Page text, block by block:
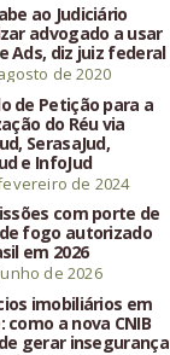
ao Judiciário
advogado a usar
Ads, diz juiz federal
de 2020
de Petição para a
do Réu via
SerasaJud,
e InfoJud
de 2024
com porte de
fogo autorizado
em 2026
de 2026
imobiliários em
como a nova CNIB
gerar insegurança